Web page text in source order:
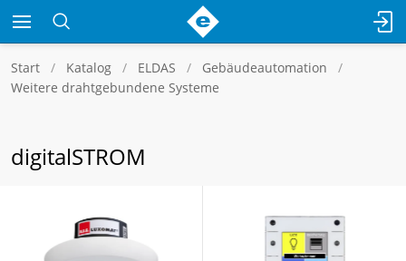
Start Katalog ELDAS
Gebäudeautomation
Weitere drahtgebundene Systeme
digitalSTROM